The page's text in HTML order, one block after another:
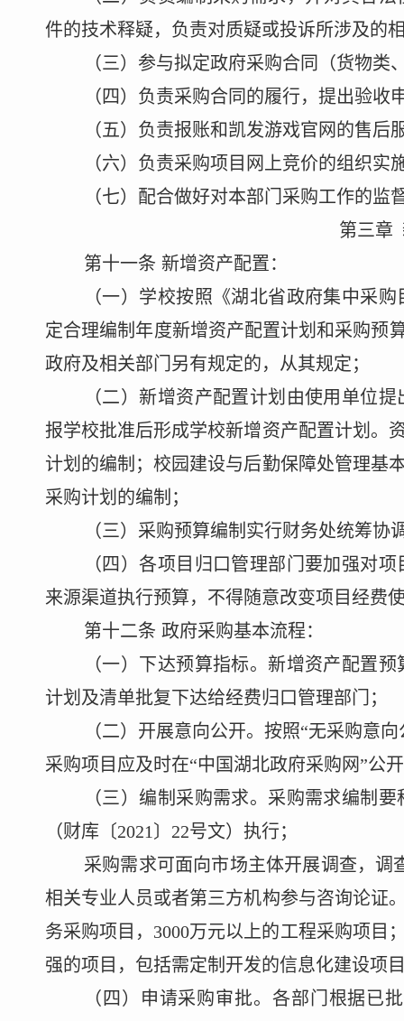
件的技术释疑，负责对质疑或投诉所涉及的
（三）参与拟定政府采购合同
（货物类
（四）负责采购合同的履行，提出验收
（五）负责报账和凯发游戏官网的售后
（六）负责采购项目网上竞价的组织实
（七）配合做好对本部门采购工作的监
第三章
第十一条 新增资产配置：
（一）学校按照《湖北省政府集中采
定合理编制年度新增资产配置计划和采购预
政府及相关部门另有规定的，从其规定；
（二）新增资产配置计划由使用单位
报学校批准后形成学校新增资产配置计划。
计划的编制；校园建设与后勤保障处管理基
采购计划的编制 ；
（三）采购预算编制实行财务处统筹协
（四）各项目归口管理部门要加强对
来源渠道执行预算，不得随意改变项目经费
第十二条 政府采购基本流程：
（一）下达预算指标。新增资产配置
计划及清单批复下达给经费归口管理部门；
（二）开展意向公开。按照“无采购意
采购项目应及时在“中国湖北政府采购网”公
（三）编制采购需求。采购需求编制
（财库〔2021 〕 22号文） 执行；
采购需求可面向市场主体开展调查，调
相关专业人员或者第三方机构参与咨询论证
务采购项目， 3000万元以上的工程采购项目
强的项目，包括需定制开发的信息化建设项
（四）申请采购审批。 各部门根据已